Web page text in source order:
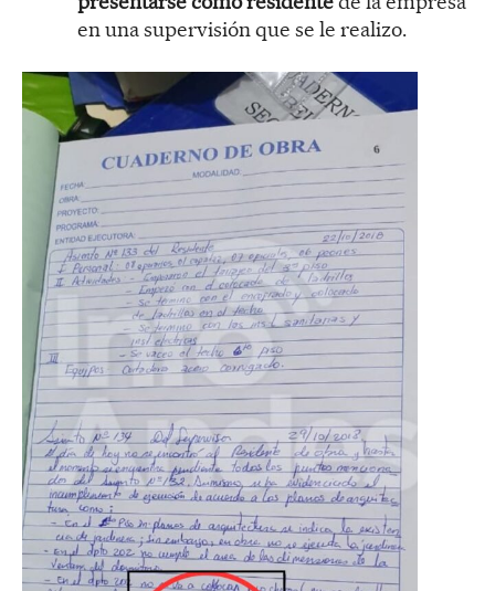
en una supervisión que se le realizo.